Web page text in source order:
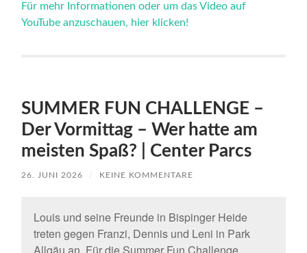
Für mehr Informationen oder um das Video auf
YouTube anzuschauen, hier klicken!
SUMMER FUN CHALLENGE –
Der Vormittag – Wer hatte am
meisten Spaß? | Center Parcs
26. JUNI 2026 / KEINE KOMMENTARE
Louis und seine Freunde in Bispinger Heide
treten gegen Franzi, Dennis und Leni in Park